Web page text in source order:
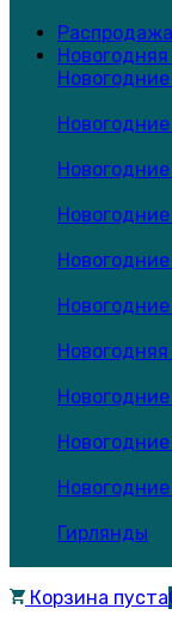
Распродажа
Гирлянды
Корзина пуста